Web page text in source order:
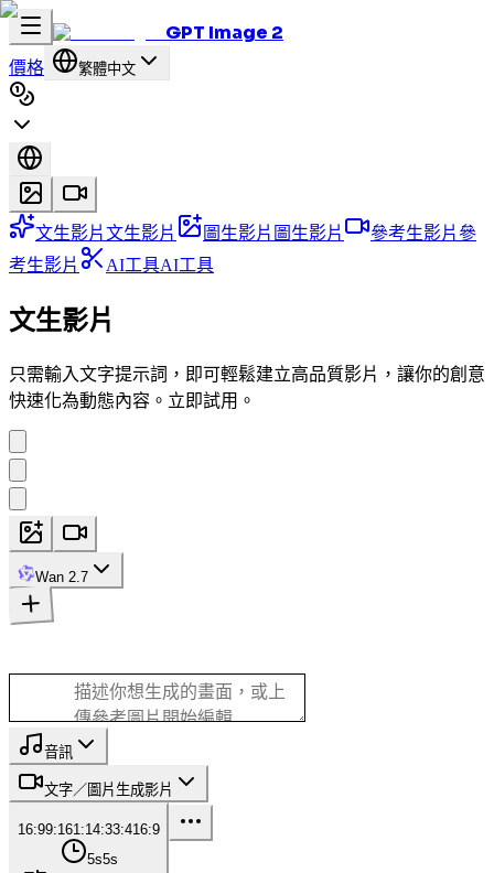
GPT Image 2
價格 繁體中文
文生影片文生影片 圖生影片 圖生影片 參考生影片參
考生影片
AI工具AI工具
文生影片
只需輸入文字提示詞，即可輕鬆建立高品質影片，讓你的創意
快速化為動態內容。立即試用。
Wan 2.7
音訊
文字／圖片生成影片
16:99:161:1 4:33:416:9
5s5s